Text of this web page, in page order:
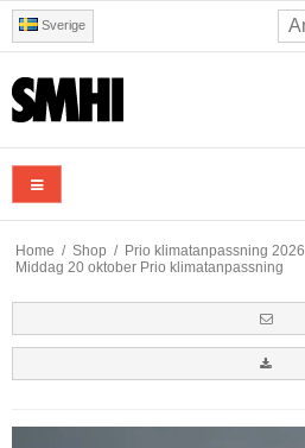
Sverige
Home / Shop / Prio klimatanpassning 2026
Middag 20 oktober Prio klimatanpassning